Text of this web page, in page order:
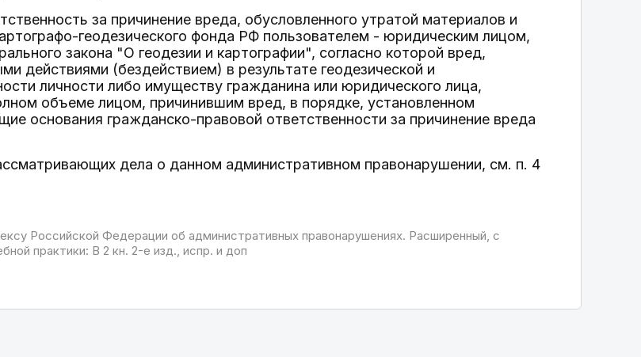
за причинение вреда, обусловленного утратой материалов и
геодезического фонда РФ пользователем - юридическим лицом,
закона "О геодезии и картографии", согласно которой вред,
действиями (бездействием) в результате геодезической и
личности либо имуществу гражданина или юридического лица,
объеме лицом, причинившим вред, в порядке, установленном
основания гражданско-правовой ответственности за причинение вреда
дела о данном административном правонарушении, см. п. 4
Российской Федерации об административных правонарушениях. Расширенный, с
практики: В 2 кн. 2-е изд., испр. и доп